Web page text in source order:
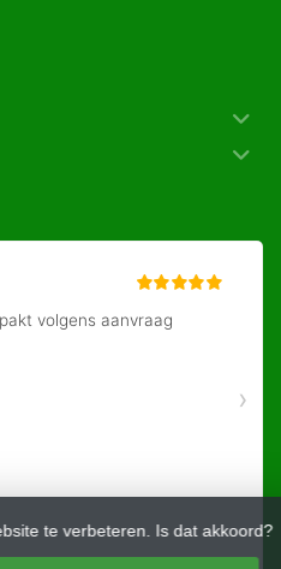
te verbeteren. Is dat akkoord?